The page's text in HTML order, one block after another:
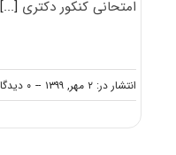
امتحانی کنکور دکتری [...]
انتشار در: ۲ مهر, ۱۳۹۹ -- ۰ دیدگاه